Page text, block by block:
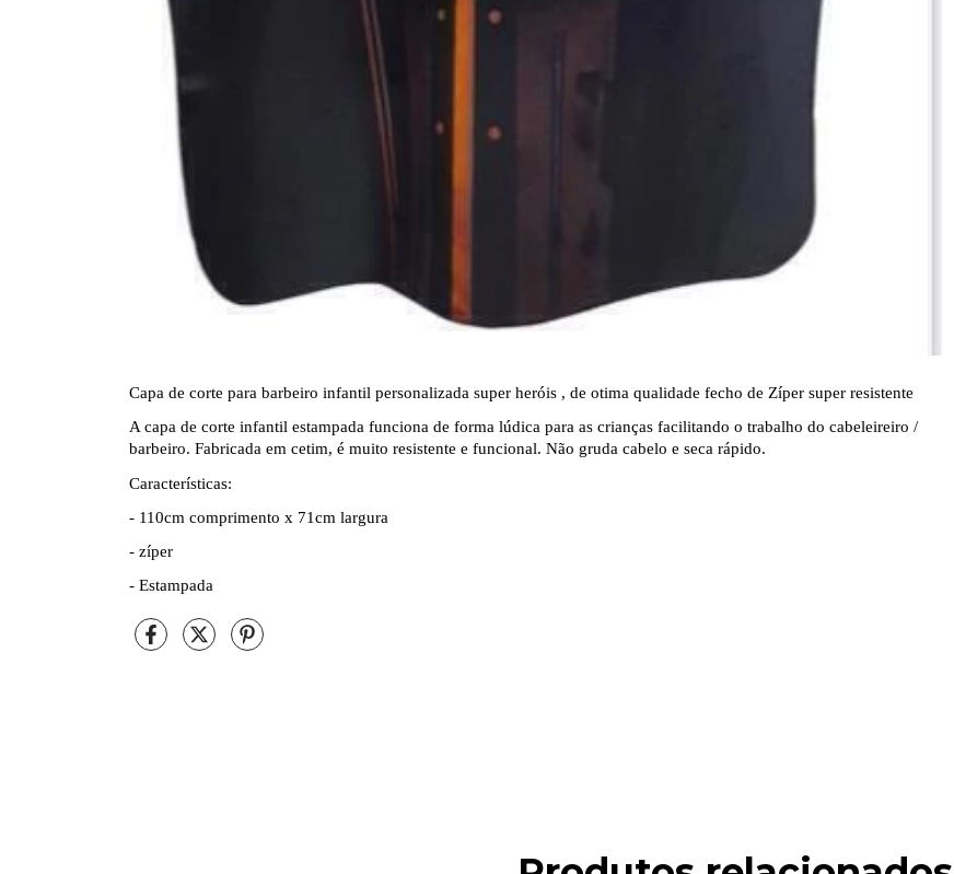
Capa de corte para barbeiro infantil personalizada super heróis , de otima qualidade fecho de Zíper super resistente
A capa de corte infantil estampada funciona de forma lúdica para as crianças facilitando o trabalho do cabeleireiro /
barbeiro. Fabricada em cetim, é muito resistente e funcional. Não gruda cabelo e seca rápido.
Características:
- 110cm comprimento x 71cm largura
- zíper
- Estampada